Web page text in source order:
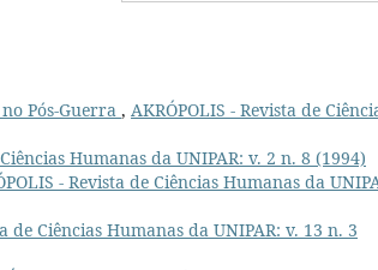
Pós-Guerra , AKRÓPOLIS - Revista de
Humanas da UNIPAR: v. 2 n. 8 (1994)
- Revista de Ciências Humanas da
de Ciências Humanas da UNIPAR: v. 13 n. 3